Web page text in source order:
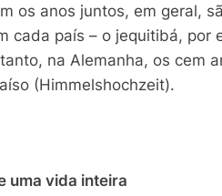
os anos juntos, em geral,
cada país – o jequitibá, por
na Alemanha, os cem
(Himmelshochzeit).
uma vida inteira